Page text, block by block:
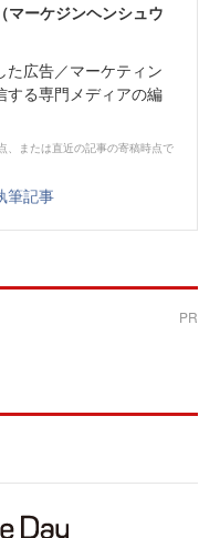
ーケジンヘンシュウ
た広告／マーケティン
する専門メディアの編
、または直近の記事の寄稿時点で
筆記事
PR